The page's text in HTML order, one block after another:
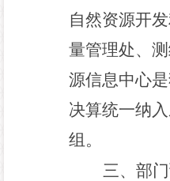
自然资源开
量管理处、测
源信息中心
决算统一纳
组。
三、部